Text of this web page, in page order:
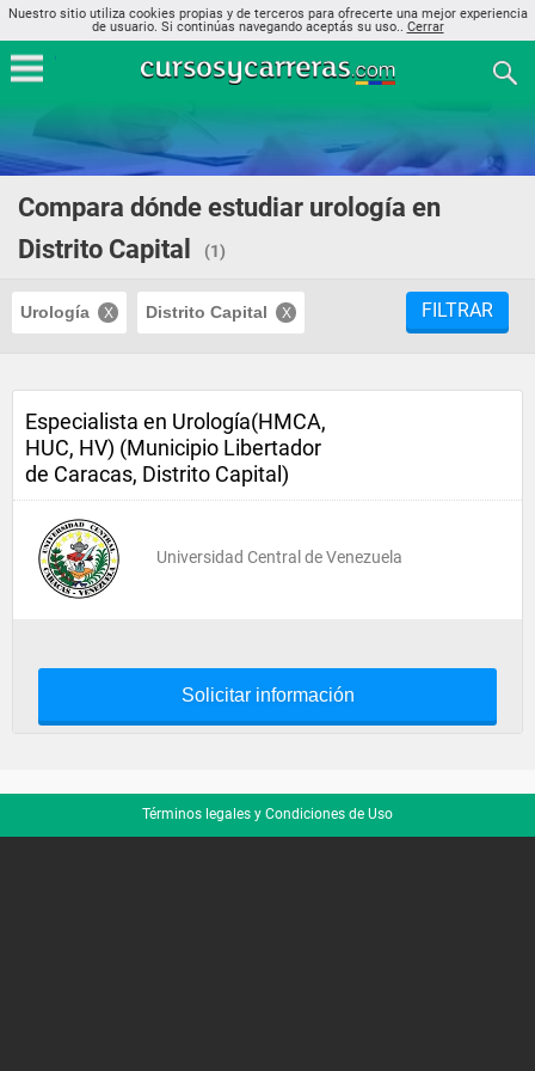
Nuestro sitio utiliza cookies propias y de terceros para ofrecerte una mejor experiencia
de usuario. Si continúas navegando aceptás su uso.. Cerrar
Compara dónde estudiar urología en
Distrito Capital
(1)
Urología Distrito Capital FILTRAR
Especialista en Urología(HMCA,
HUC, HV) (Municipio Libertador
de Caracas, Distrito Capital)
Universidad Central de Venezuela
Solicitar información
Términos legales y Condiciones de Uso